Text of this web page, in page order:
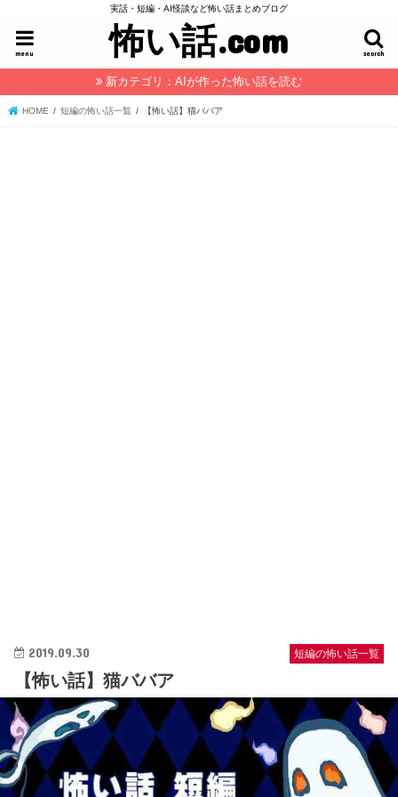
実話・短編・AI怪談など怖い話まとめブログ
怖い話.com search
menu
新カテゴリ：AIが作った怖い話を読む
HOME 短編の怖い話一覧 【怖い話】猫ババア
短編の怖い話一覧
2019.09.30
【怖い話】猫ババア